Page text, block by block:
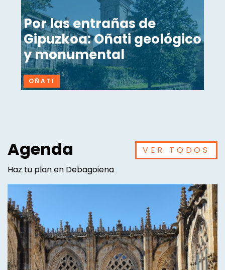
Por las entrañas de
Gipuzkoa: Oñati geológico
y monumental
OÑATI
Agenda
Haz tu plan en Debagoiena
VER TODOS